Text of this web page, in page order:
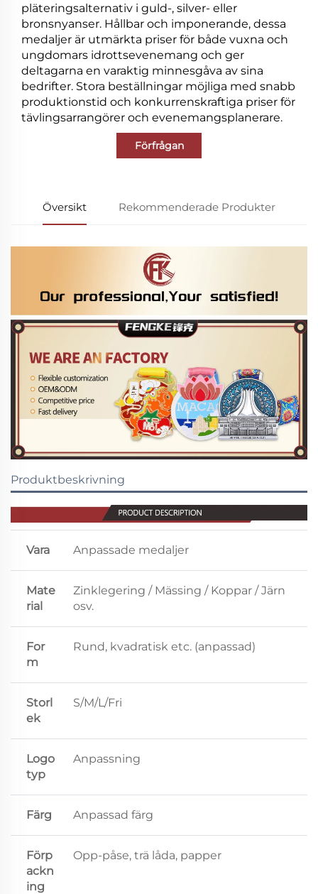
pläteringsalternativ i guld-, silver- eller
bronsnyanser. Hållbar och imponerande, dessa
medaljer är utmärkta priser för både vuxna och
ungdomars idrottsevenemang och ger
deltagarna en varaktig minnesgåva av sina
bedrifter. Stora beställningar möjliga med snabb
produktionstid och konkurrenskraftiga priser för
tävlingsarrangörer och evenemangsplanerare.
Förfrågan
Översikt Rekommenderade Produkter
Produktbeskrivning
Vara Anpassade medaljer
Mate
rial
Zinklegering / Mässing / Koppar / Järn
osv.
For
m
Rund, kvadratisk etc. (anpassad)
Storl
ek
S/M/L/Fri
Logo
typ
Anpassning
Färg Anpassad färg
Förp
ackn
ing
Opp-påse, trä låda, papper